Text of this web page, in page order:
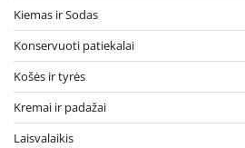
Kiemas ir Sodas
Konservuoti patiekalai
Košės ir tyrės
Kremai ir padažai
Laisvalaikis